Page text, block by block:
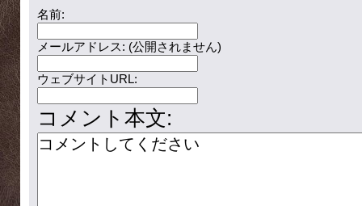
名前:
メールアドレス: (公開されません)
ウェブサイトURL:
コメント本文: